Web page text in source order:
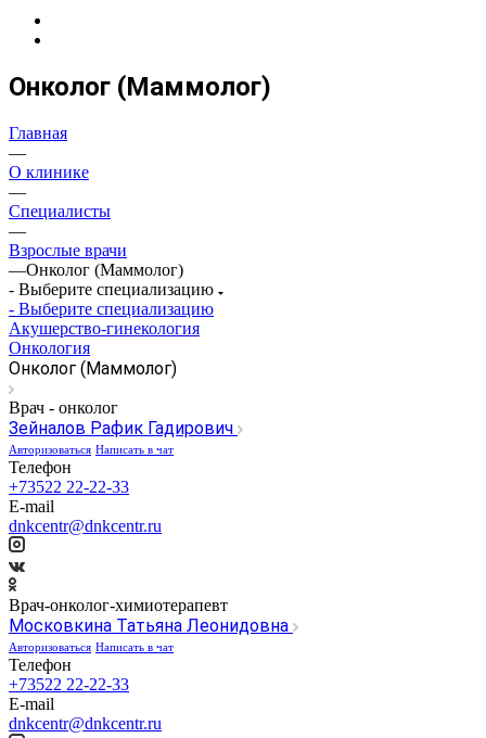
Онколог (Маммолог)
Главная
—
О клинике
—
Специалисты
—
Взрослые врачи
—Онколог (Маммолог)
- Выберите специализацию
- Выберите специализацию
Акушерство-гинекология
Онкология
Онколог (Маммолог)
Врач - онколог
Зейналов Рафик Гадирович
Авторизоваться Написать в чат
Телефон
+73522 22-22-33
E-mail
dnkcentr@dnkcentr.ru
Врач-онколог-химиотерапевт
Московкина Татьяна Леонидовна
Авторизоваться Написать в чат
Телефон
+73522 22-22-33
E-mail
dnkcentr@dnkcentr.ru